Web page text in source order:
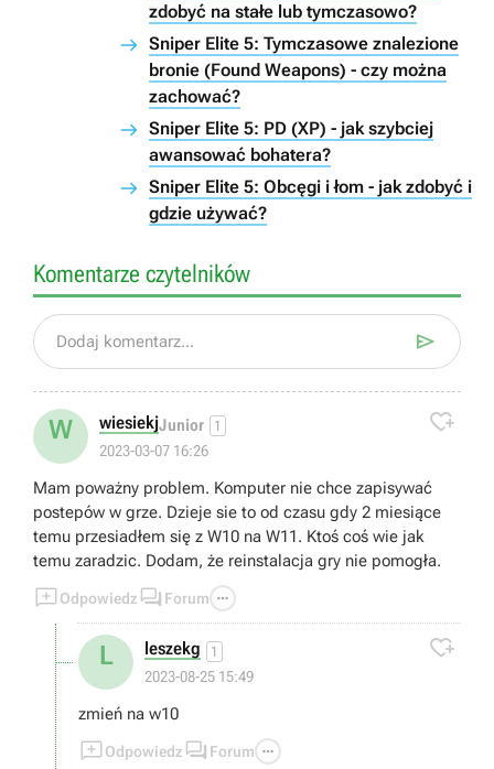
zdobyć na stałe lub tymczasowo?
Sniper Elite 5: Tymczasowe znalezione
bronie (Found Weapons) - czy można
zachować?
Sniper Elite 5: PD (XP) - jak szybciej
awansować bohatera?
Sniper Elite 5: Obcęgi i łom - jak zdobyć i
gdzie używać?
Komentarze czytelników
Dodaj komentarz... 
W wiesiekjJunior 1
2023-03-07 16:26

Mam poważny problem. Komputer nie chce zapisywać
postepów w grze. Dzieje sie to od czasu gdy 2 miesiące
temu przesiadłem się z W10 na W11. Ktoś coś wie jak
temu zaradzic. Dodam, że reinstalacja gry nie pomogła.
Odpowiedz  Forum 
L leszekg 1
2023-08-25 15:49

zmień na w10
Odpowiedz  Forum 